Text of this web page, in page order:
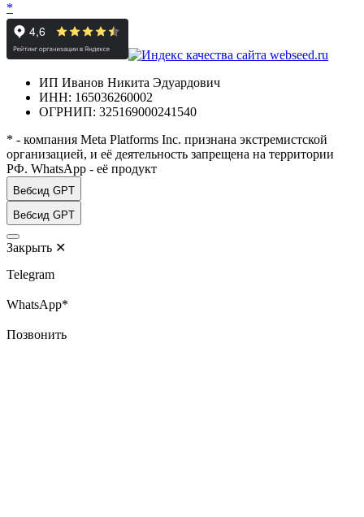
*
ИП Иванов Никита Эдуардович
ИНН: 165036260002
ОГРНИП: 325169000241540
* - компания Meta Platforms Inc. признана экстремистской
организацией, и её деятельность запрещена на территории
РФ. WhatsApp - её продукт
Вебсид GPT
Вебсид GPT
Закрыть ✕
Telegram
WhatsApp*
Позвонить